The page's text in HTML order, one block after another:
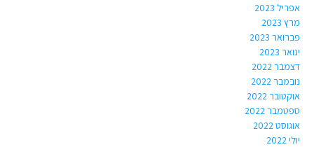
אפריל 2023
מרץ 2023
פברואר 2023
ינואר 2023
דצמבר 2022
נובמבר 2022
אוקטובר 2022
ספטמבר 2022
אוגוסט 2022
יולי 2022